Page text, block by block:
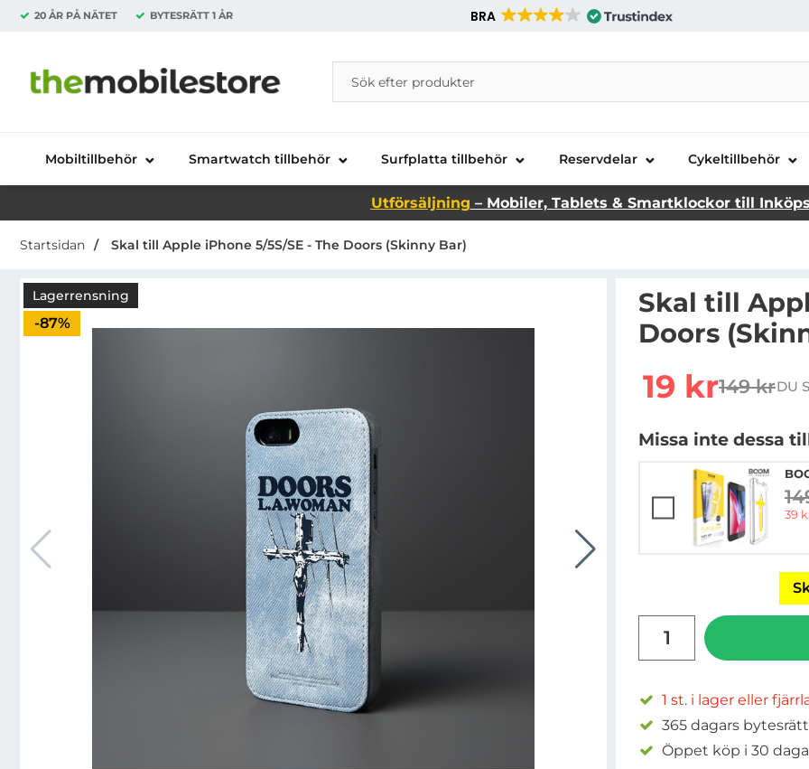
20 ÅR PÅ NÄTET BYTESRÄTT 1 ÅR BRA
Startsidan för Danira Telecom AB
Sök
Sök på Danira Telecom AB
Mobiltillbehör Smartwatch tillbehör Surfplatta tillbehör Reservdelar Cykeltillbehör
Utförsäljning – Mobiler, Tablets & Smartklockor till
Startsidan Skal till Apple iPhone 5/5S/SE - The Doors (Skinny Bar)
Lagerrensning
Priset är nedsatt med
-87%
Skal till
Doors
rea pris
19 krtidigare
149 krDU
Missa inte dessa
rea
39
1 st. i lager eller
365 dagars bytesrätt
Öppet köp i 30